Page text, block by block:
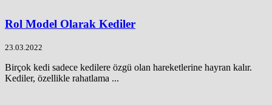
Rol Model Olarak Kediler
23.03.2022
Birçok kedi sadece kedilere özgü olan hareketlerine hayran kalır.
Kediler, özellikle rahatlama ...